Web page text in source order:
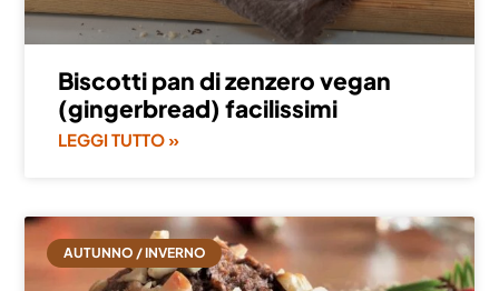
Biscotti pan di zenzero vegan
(gingerbread) facilissimi
LEGGI TUTTO »
AUTUNNO / INVERNO